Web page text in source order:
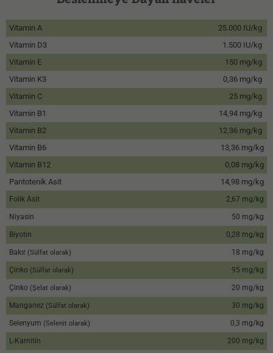
Vitamin A
25.000 IU/kg
Vitamin D3
1.500 IU/kg
Vitamin E
150 mg/kg
Vitamin K3
0,36 mg/kg
Vitamin C
25 mg/kg
Vitamin B1
14,94 mg/kg
Vitamin B2
12,36 mg/kg
Vitamin B6
13,36 mg/kg
Vitamin B12
0,08 mg/kg
Pantotenik Asit
14,98 mg/kg
Folik Asit 2,67 mg/kg
Niyasin 50 mg/kg
Biyotin 0,28 mg/kg
Bakır (Sülfat olarak) 18 mg/kg
Çinko (Sülfat olarak) 95 mg/kg
Çinko (Şelat olarak) 20 mg/kg
Manganez (Sülfat olarak) 30 mg/kg
Selenyum (Selenit olarak) 0,3 mg/kg
L-Karnitin 200 mg/kg